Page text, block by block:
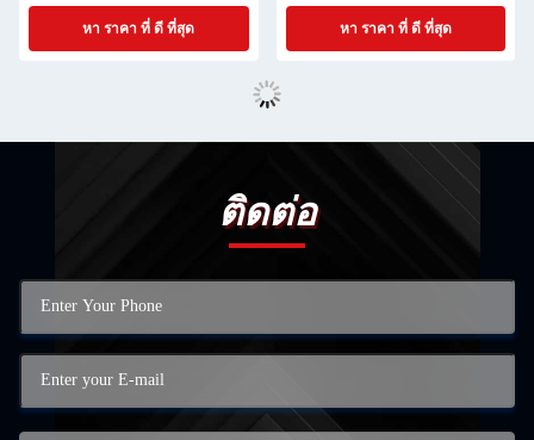
หา ราคา ที่ ดี ที่สุด หา ราคา ที่ ดี ที่สุด
ติดต่อ